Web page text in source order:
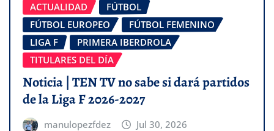
ACTUALIDAD
FÚTBOL
FÚTBOL EUROPEO
FÚTBOL FEMENINO
LIGA F
PRIMERA IBERDROLA
TITULARES DEL DÍA
Noticia | TEN TV no sabe si dará partidos
de la Liga F 2026-2027
manulopezfdez Jul 30, 2026